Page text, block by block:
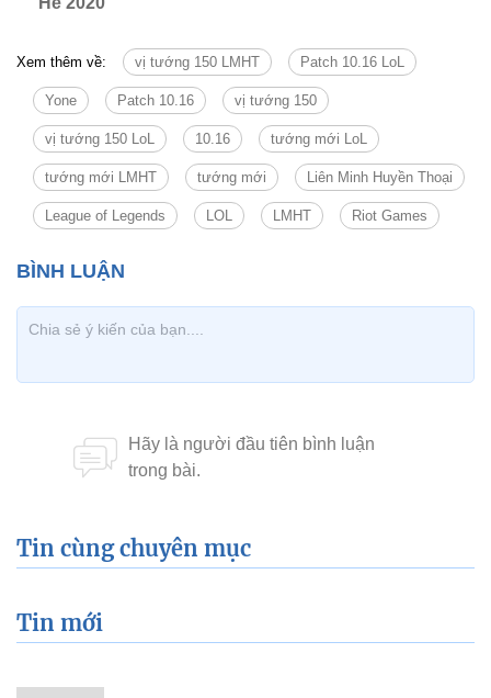
Xem thêm về: vị tướng 150 LMHT Patch 10.16 LoL
Yone Patch 10.16 vị tướng 150
vị tướng 150 LoL 10.16 tướng mới LoL
tướng mới LMHT tướng mới Liên Minh Huyền Thoại
League of Legends LOL LMHT Riot Games
Tin cùng chuyên mục
Tin mới